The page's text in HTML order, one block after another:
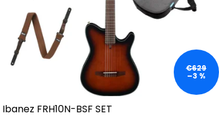
€629
–3 %
Ibanez FRH10N-BSF SET